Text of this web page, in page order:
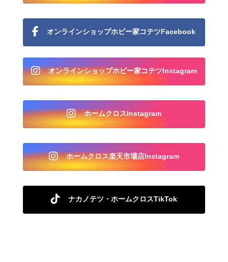
オンラインショップホビー家コテツFacebook
オンラインショップホビー家コテツInstagram
ホームクロスInstagram
ホームクロス楽天市場店Instagram
ナカノテツ・ホームクロスTikTok